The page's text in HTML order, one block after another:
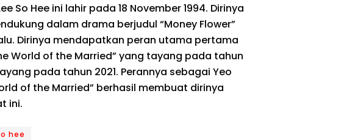
So Hee ini lahir pada 18 November 1994. Dirinya
dalam drama berjudul “Money Flower”
Dirinya mendapatkan peran utama pertama
World of the Married” yang tayang pada tahun
pada tahun 2021. Perannya sebagai Yeo
of the Married” berhasil membuat dirinya
ini.
hee